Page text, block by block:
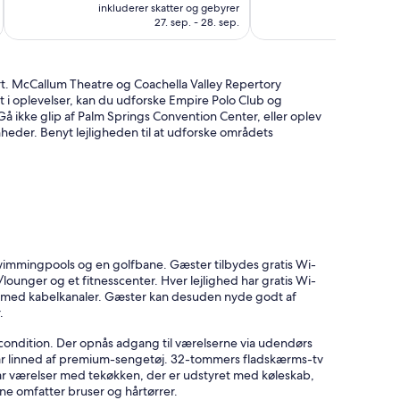
1.749 kr.
inkluderer skatter og gebyrer
27. sep. - 28. sep.
McCallum Theatre og Coachella Valley Repertory
kan du udforske Empire Polo Club og
ikke glip af Palm Springs Convention Center, eller oplev
Benyt lejligheden til at udforske områdets
og en golfbane. Gæster tilbydes gratis Wi-
og et fitnesscenter. Hver lejlighed har gratis Wi-
kabelkanaler. Gæster kan desuden nyde godt af
Der opnås adgang til værelserne via udendørs
linned af premium-sengetøj. 32-tommers fladskærms-tv
værelser med tekøkken, der er udstyret med køleskab,
omfatter bruser og hårtørrer.